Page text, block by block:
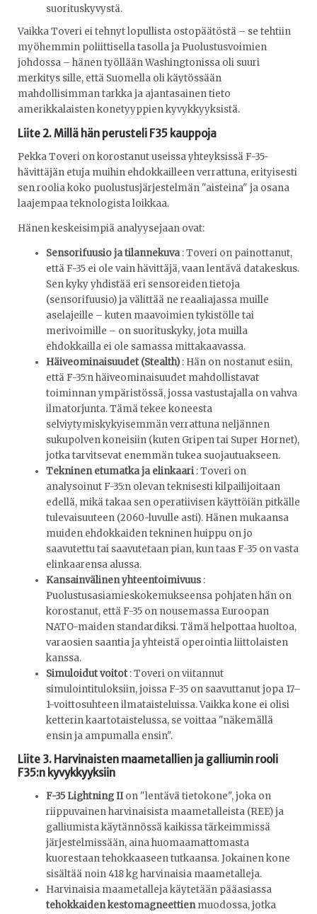
suorituskyvystä.
Vaikka Toveri ei tehnyt lopullista ostopäätöstä – se tehtiin
myöhemmin poliittisella tasolla ja Puolustusvoimien
johdossa – hänen työllään Washingtonissa oli suuri
merkitys sille, että Suomella oli käytössään
mahdollisimman tarkka ja ajantasainen tieto
amerikkalaisten konetyyppien kyvykkyyksistä.
Liite 2. Millä hän perusteli F35 kauppoja
Pekka Toveri on korostanut useissa yhteyksissä F-35-
hävittäjän etuja muihin ehdokkailleen verrattuna, erityisesti
sen roolia koko puolustusjärjestelmän "aisteina" ja osana
laajempaa teknologista loikkaa.
Hänen keskeisimpiä analyysejaan ovat:
Sensorifuusio ja tilannekuva: Toveri on painottanut,
että F-35 ei ole vain hävittäjä, vaan lentävä datakeskus.
Sen kyky yhdistää eri sensoreiden tietoja
(sensorifuusio) ja välittää ne reaaliajassa muille
aselajeille – kuten maavoimien tykistölle tai
merivoimille – on suorituskyky, jota muilla
ehdokkailla ei ole samassa mittakaavassa.
Häiveominaisuudet (Stealth) : Hän on nostanut esiin,
että F-35:n häiveominaisuudet mahdollistavat
toiminnan ympäristössä, jossa vastustajalla on vahva
ilmatorjunta. Tämä tekee koneesta
selviytymiskykyisemmän verrattuna neljännen
sukupolven koneisiin (kuten Gripen tai Super Hornet),
jotka tarvitsevat enemmän tukea suojautuakseen.
Tekninen etumatka ja elinkaari : Toveri on
analysoinut F-35:n olevan teknisesti kilpailijoitaan
edellä, mikä takaa sen operatiivisen käyttöiän pitkälle
tulevaisuuteen (2060-luvulle asti). Hänen mukaansa
muiden ehdokkaiden tekninen huippu on jo
saavutettu tai saavutetaan pian, kun taas F-35 on vasta
elinkaarensa alussa.
Kansainvälinen yhteentoimivuus :
Puolustusasiamieskokemukseensa pohjaten hän on
korostanut, että F-35 on nousemassa Euroopan
NATO-maiden standardiksi. Tämä helpottaa huoltoa,
varaosien saantia ja yhteistä operointia liittolaisten
kanssa.
Simuloidut voitot: Toveri on viitannut
simulointituloksiin, joissa F-35 on saavuttanut jopa 17–
1-voittosuhteen ilmataisteluissa. Vaikka kone ei olisi
ketterin kaartotaistelussa, se voittaa "näkemällä
ensin ja ampumalla ensin".
Liite 3. Harvinaisten maametallien ja galliumin rooli
F35:n kyvykkyyksiin
F-35 Lightning IIon "lentävä tietokone", joka on
riippuvainen harvinaisista maametalleista (REE) ja
galliumista käytännössä kaikissa tärkeimmissä
järjestelmissään, aina huomaamattomasta
kuorestaan ​​tehokkaaseen tutkaansa. Jokainen kone
sisältää noin 418 kg harvinaisia ​​maametalleja.
Harvinaisia ​​maametalleja käytetään pääasiassa
tehokkaiden kestomagneettienmuodossa, jotka